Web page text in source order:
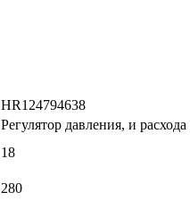
HR124794638
Регулятор давления, и
18
280